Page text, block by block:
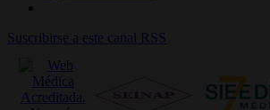
Suscribirse a este canal RSS